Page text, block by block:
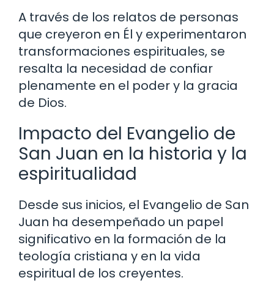
A través de los relatos de personas
que creyeron en Él y experimentaron
transformaciones espirituales, se
resalta la necesidad de confiar
plenamente en el poder y la gracia
de Dios.
Impacto del Evangelio de
San Juan en la historia y la
espiritualidad
Desde sus inicios, el Evangelio de San
Juan ha desempeñado un papel
significativo en la formación de la
teología cristiana y en la vida
espiritual de los creyentes.